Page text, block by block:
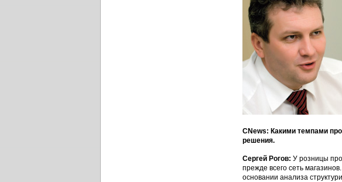
CNews: Какими темпами
решения.
Сергей Рогов: У розницы
прежде всего сеть
основании анализа